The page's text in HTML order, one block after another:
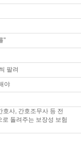
"
팔려
야
호사, 간호조무사 등 전
돌려주는 보장성 보험